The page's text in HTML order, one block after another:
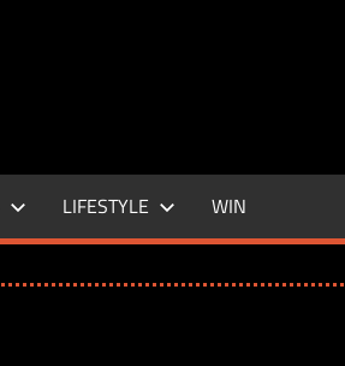
LIFESTYLE WIN